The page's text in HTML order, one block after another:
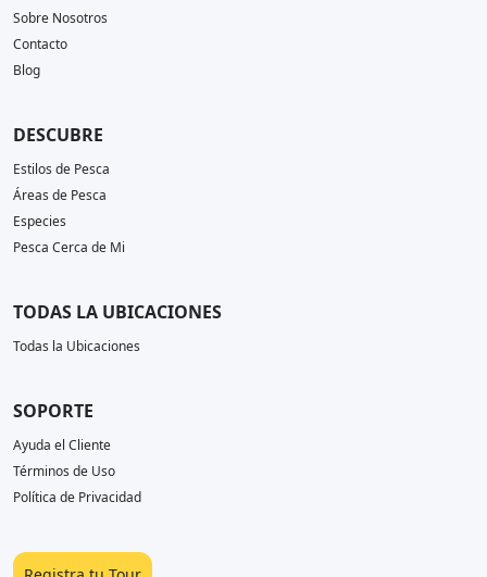
Sobre Nosotros
Contacto
Blog
DESCUBRE
Estilos de Pesca
Áreas de Pesca
Especies
Pesca Cerca de Mi
TODAS LA UBICACIONES
Todas la Ubicaciones
SOPORTE
Ayuda el Cliente
Términos de Uso
Política de Privacidad